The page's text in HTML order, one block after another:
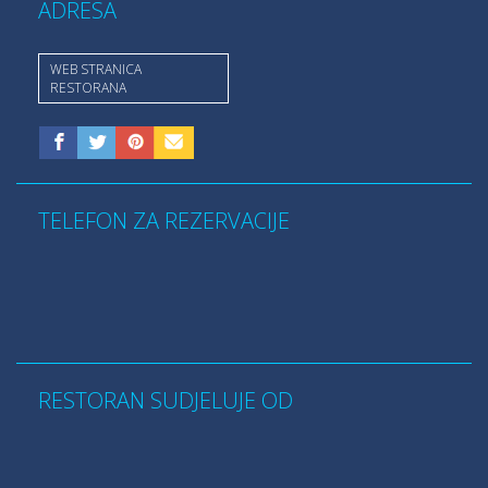
ADRESA
WEB STRANICA
RESTORANA
TELEFON ZA REZERVACIJE
RESTORAN SUDJELUJE OD